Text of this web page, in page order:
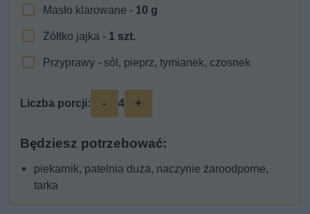
Masło klarowane - 10 g
Żółtko jajka - 1 szt.
Przyprawy - sól, pieprz, tymianek, czosnek
Liczba porcji: - 4 +
Będziesz potrzebować:
piekarnik, patelnia duża, naczynie żaroodporne,
tarka